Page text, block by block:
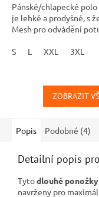
Pánské/chlapecké
je lehké a prodyšné, s
Mesh pro odvádění
S L XXL 3XL
ZOBRAZIT
Popis Podobné (4)
Detailní popis
Tytodlouhé
navrženy pro